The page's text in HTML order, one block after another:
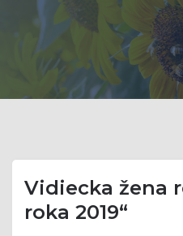
Vidiecka žena
roka 2019“